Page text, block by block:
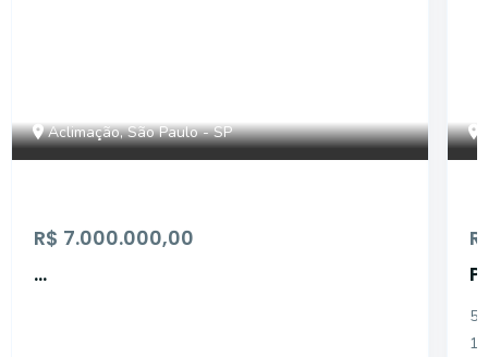
Aclimação, São Paulo - SP
R$ 7.000.000,00
...
5